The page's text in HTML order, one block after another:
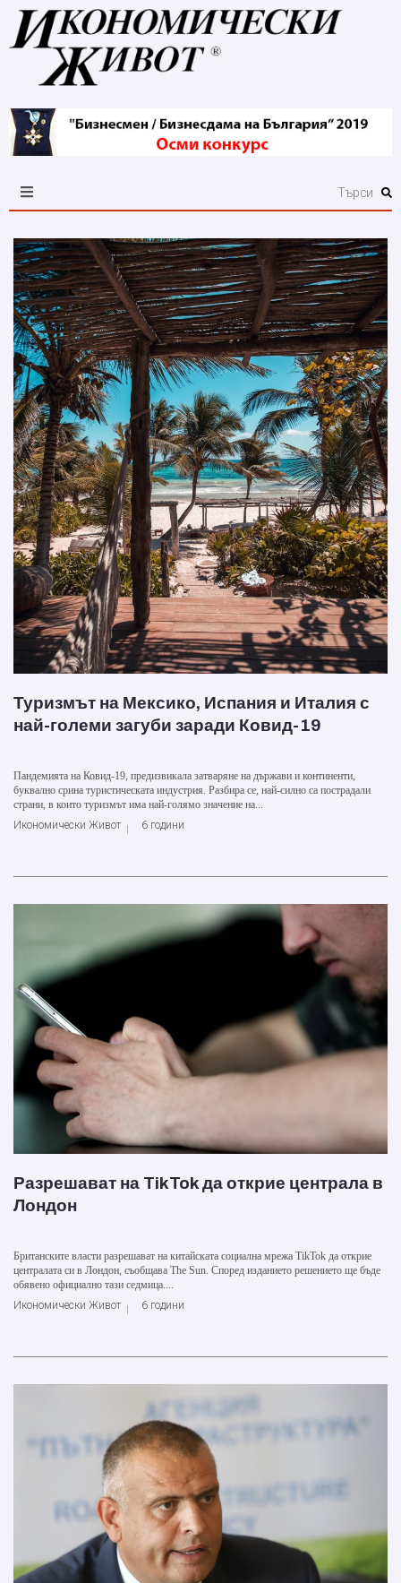
Туризмът на Мексико, Испания и Италия с
най-големи загуби заради Ковид-19
Пандемията на Ковид-19, предизвикала затваряне на държави и континенти,
буквално срина туристическата индустрия. Разбира се, най-силно са пострадали
страни, в които туризмът има най-голямо значение на...
Икономически Живот
6 години
Разрешават на TikTok да открие централа в
Лондон
Британските власти разрешават на китайската социална мрежа TikTok да открие
централата си в Лондон, съобщава The Sun. Според изданието решението ще бъде
обявено официално тази седмица....
Икономически Живот
6 години